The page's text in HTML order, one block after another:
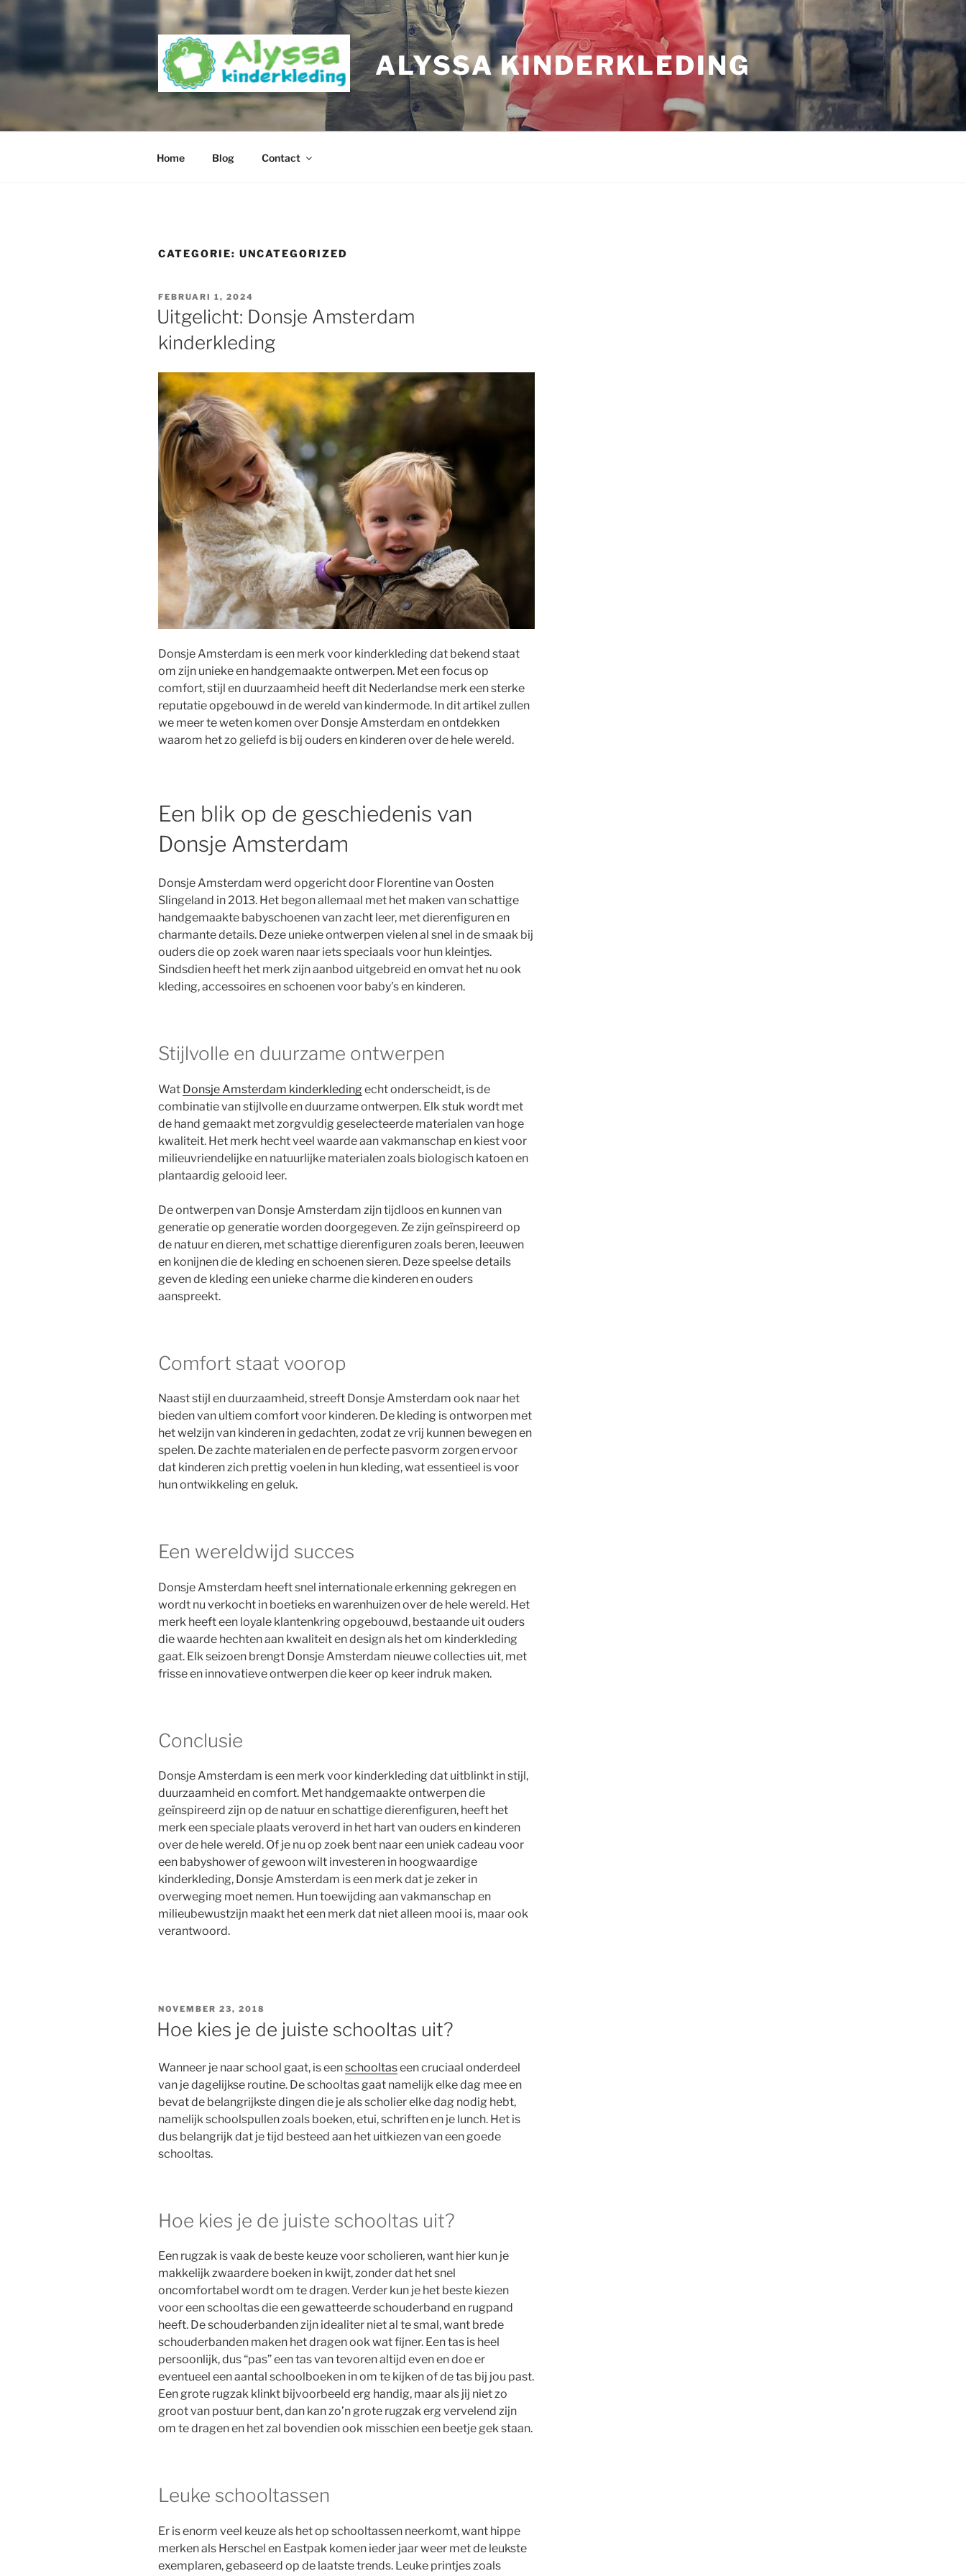
de
ALYSSA KINDERKLEDING
Home Blog Contact
CATEGORIE: UNCATEGORIZED
GEPLAATST
OP
FEBRUARI 1, 2024
Uitgelicht: Donsje Amsterdam
kinderkleding
Donsje Amsterdam is een merk voor kinderkleding dat bekend staat
om zijn unieke en handgemaakte ontwerpen. Met een focus op
comfort, stijl en duurzaamheid heeft dit Nederlandse merk een sterke
reputatie opgebouwd in de wereld van kindermode. In dit artikel zullen
we meer te weten komen over Donsje Amsterdam en ontdekken
waarom het zo geliefd is bij ouders en kinderen over de hele wereld.
Een blik op de geschiedenis van
Donsje Amsterdam
Donsje Amsterdam werd opgericht door Florentine van Oosten
Slingeland in 2013. Het begon allemaal met het maken van schattige
handgemaakte babyschoenen van zacht leer, met dierenfiguren en
charmante details. Deze unieke ontwerpen vielen al snel in de smaak bij
ouders die op zoek waren naar iets speciaals voor hun kleintjes.
Sindsdien heeft het merk zijn aanbod uitgebreid en omvat het nu ook
kleding, accessoires en schoenen voor baby’s en kinderen.
Stijlvolle en duurzame ontwerpen
Wat Donsje Amsterdam kinderkledingecht onderscheidt, is de
combinatie van stijlvolle en duurzame ontwerpen. Elk stuk wordt met
de hand gemaakt met zorgvuldig geselecteerde materialen van hoge
kwaliteit. Het merk hecht veel waarde aan vakmanschap en kiest voor
milieuvriendelijke en natuurlijke materialen zoals biologisch katoen en
plantaardig gelooid leer.
De ontwerpen van Donsje Amsterdam zijn tijdloos en kunnen van
generatie op generatie worden doorgegeven. Ze zijn geïnspireerd op
de natuur en dieren, met schattige dierenfiguren zoals beren, leeuwen
en konijnen die de kleding en schoenen sieren. Deze speelse details
geven de kleding een unieke charme die kinderen en ouders
aanspreekt.
Comfort staat voorop
Naast stijl en duurzaamheid, streeft Donsje Amsterdam ook naar het
bieden van ultiem comfort voor kinderen. De kleding is ontworpen met
het welzijn van kinderen in gedachten, zodat ze vrij kunnen bewegen en
spelen. De zachte materialen en de perfecte pasvorm zorgen ervoor
dat kinderen zich prettig voelen in hun kleding, wat essentieel is voor
hun ontwikkeling en geluk.
Een wereldwijd succes
Donsje Amsterdam heeft snel internationale erkenning gekregen en
wordt nu verkocht in boetieks en warenhuizen over de hele wereld. Het
merk heeft een loyale klantenkring opgebouwd, bestaande uit ouders
die waarde hechten aan kwaliteit en design als het om kinderkleding
gaat. Elk seizoen brengt Donsje Amsterdam nieuwe collecties uit, met
frisse en innovatieve ontwerpen die keer op keer indruk maken.
Conclusie
Donsje Amsterdam is een merk voor kinderkleding dat uitblinkt in stijl,
duurzaamheid en comfort. Met handgemaakte ontwerpen die
geïnspireerd zijn op de natuur en schattige dierenfiguren, heeft het
merk een speciale plaats veroverd in het hart van ouders en kinderen
over de hele wereld. Of je nu op zoek bent naar een uniek cadeau voor
een babyshower of gewoon wilt investeren in hoogwaardige
kinderkleding, Donsje Amsterdam is een merk dat je zeker in
overweging moet nemen. Hun toewijding aan vakmanschap en
milieubewustzijn maakt het een merk dat niet alleen mooi is, maar ook
verantwoord.
GEPLAATST
OP
NOVEMBER 23, 2018
Hoe kies je de juiste schooltas uit?
Wanneer je naar school gaat, is eenschooltaseen cruciaal onderdeel
van je dagelijkse routine. De schooltas gaat namelijk elke dag mee en
bevat de belangrijkste dingen die je als scholier elke dag nodig hebt,
namelijk schoolspullen zoals boeken, etui, schriften en je lunch. Het is
dus belangrijk dat je tijd besteed aan het uitkiezen van een goede
schooltas.
Hoe kies je de juiste schooltas uit?
Een rugzak is vaak de beste keuze voor scholieren, want hier kun je
makkelijk zwaardere boeken in kwijt, zonder dat het snel
oncomfortabel wordt om te dragen. Verder kun je het beste kiezen
voor een schooltas die een gewatteerde schouderband en rugpand
heeft. De schouderbanden zijn idealiter niet al te smal, want brede
schouderbanden maken het dragen ook wat fijner. Een tas is heel
persoonlijk, dus “pas” een tas van tevoren altijd even en doe er
eventueel een aantal schoolboeken in om te kijken of de tas bij jou past.
Een grote rugzak klinkt bijvoorbeeld erg handig, maar als jij niet zo
groot van postuur bent, dan kan zo’n grote rugzak erg vervelend zijn
om te dragen en het zal bovendien ook misschien een beetje gek staan.
Leuke schooltassen
Er is enorm veel keuze als het op schooltassen neerkomt, want hippe
merken als Herschel en Eastpak komen ieder jaar weer met de leukste
exemplaren, gebaseerd op de laatste trends. Leuke printjes zoals